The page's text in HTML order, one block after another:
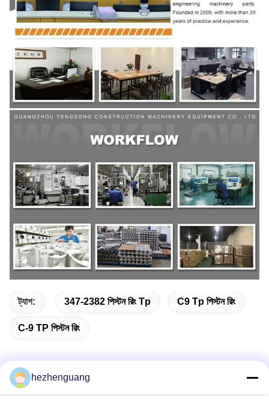
ট্যাগ: 347-2382 পিস্টন রিং Tp C9 Tp পিস্টন রিং
C-9 TP পিস্টন রিং
hezhenguang